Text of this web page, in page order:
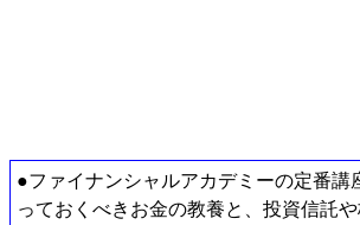
●ファイナンシャルアカデミーの定番講
っておくべきお金の教養と、投資信託